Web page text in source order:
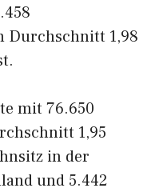
Durchschnitt 1,98
mit 76.650
1,95
in der
und 5.442